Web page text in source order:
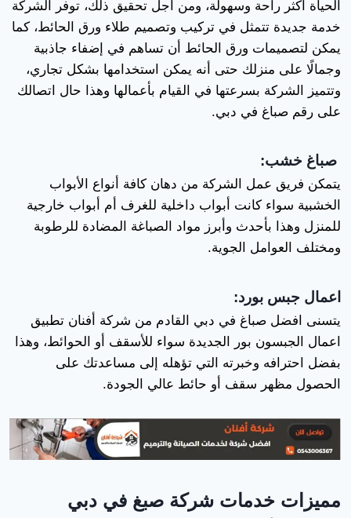
الحياة أكثر راحة وسهولة، ومن أجل تحقيق ذلك، توفر الشركة
خدمة جديدة تتمثل في تركيب وتصميم طلاء ورق الحائط، كما
يمكن لتصميمات ورق الحائط أن تساهم في إضفاء جاذبية
وجمالًا على منزلك حتى أنه يمكن استخدامها بشكل تجاري،
وتتميز الشركة بسرعتها في القيام بأعمالها وهذا حال اتصالك
على رقم صباغ في دبي.
صباغ خشب:
يتمكن فريق عمل الشركة من دهان كافة أنواع الأبواب
الخشبية سواء كانت أبواب داخلية للغرف أم أبواب خارجية
للمنزل وهذا بأحدث وأبرز مواد الصباغة المضادة للرطوبة
ومختلف العوامل الجوية.
اعمال جبس بورد:
يتسنى افضل صباغ في دبي القادم من شركة أفنان تطبيق
اعمال الجبسون بور الجديدة سواء للأسقف أو الحوائط، وهذا
بفضل احترافه وخبرته التي تؤهله إلى مساعدتك على
الحصول مظهر سقف أو حائط عالي الجودة.
مميزات خدمات شركة صبغ في دبي